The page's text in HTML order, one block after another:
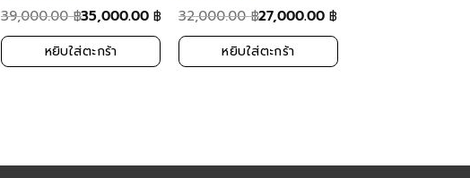
39,000.00฿35,000.00฿
หยิบใส่ตะกร้า
32,000.00฿27,000.00฿
หยิบใส่ตะกร้า